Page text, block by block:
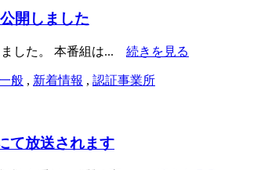
開しました
ました。 本番組は... 続きを見る
般 , 新着情報 , 認証事業所
て放送されます